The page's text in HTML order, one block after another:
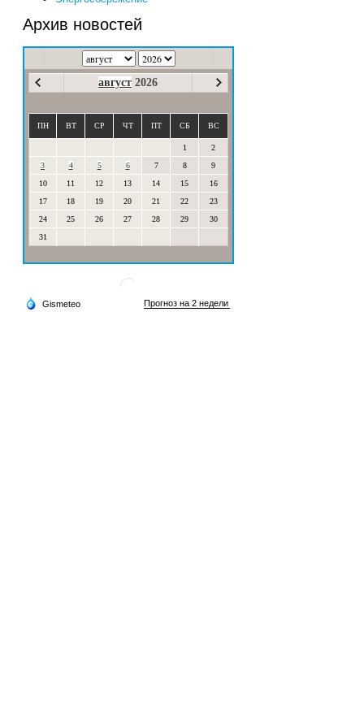
Архив новостей
август 2026
ПН ВТ СР ЧТ ПТ СБ ВС
1
2
3
4 5 6 7 8
9
10
11 12 13 14 15
16
17
18 19 20 21 22
23
24
25 26 27 28 29
30
31